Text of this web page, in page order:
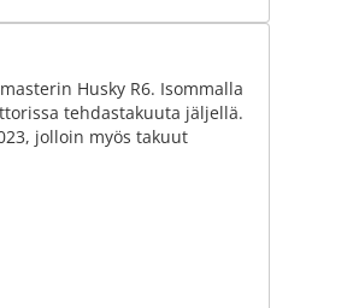
Husky R6. Isommalla
tehdastakuuta jäljellä.
jolloin myös takuut